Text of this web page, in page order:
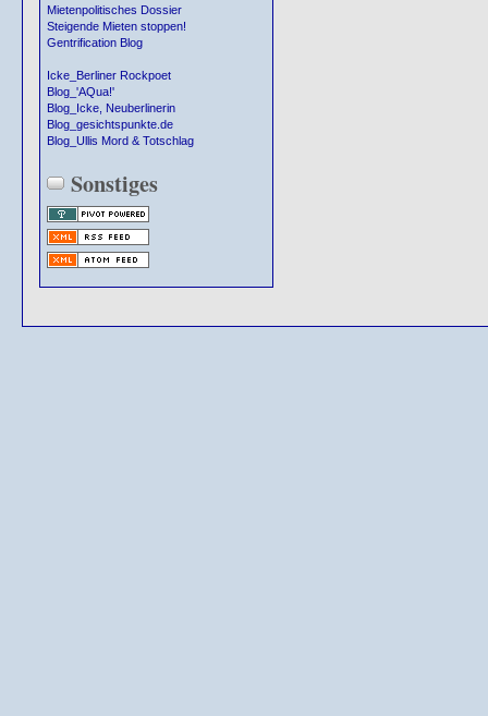
Mietenpolitisches Dossier
Steigende Mieten stoppen!
Gentrification Blog
Icke_Berliner Rockpoet
Blog_'AQua!'
Blog_Icke, Neuberlinerin
Blog_gesichtspunkte.de
Blog_Ullis Mord & Totschlag
Sonstiges